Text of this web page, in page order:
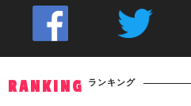
RANKING ランキング